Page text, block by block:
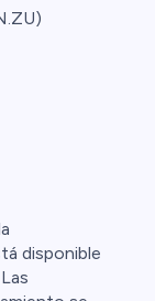
disponible